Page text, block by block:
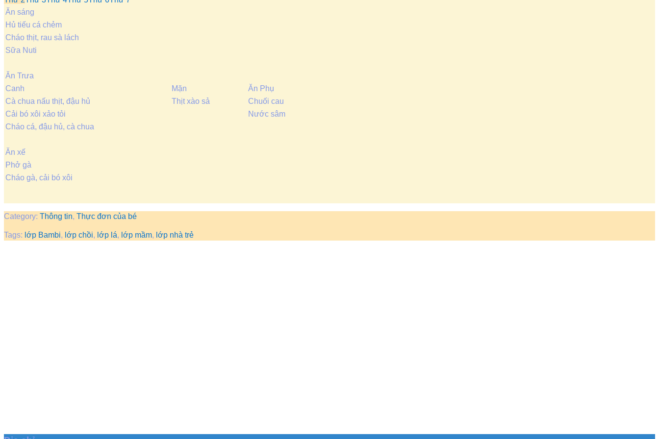
Ăn sáng
Hủ tiếu cá chẻm
Cháo thịt, rau sà lách
Sữa Nuti
Ăn Trưa
Canh
Mặn
Ăn Phụ
Cà chua nấu thịt, đậu hủ
Thịt xào sả
Chuối cau
Cải bó xôi xảo tỏi
Nước sâm
Cháo cá, đậu hủ, cà chua
Ăn xế
Phở gà
Cháo gà, cải bó xôi
Category: Thông tin, Thực đơn của bé
Tags: lớp Bambi, lớp chồi, lớp lá, lớp mầm, lớp nhà trẻ